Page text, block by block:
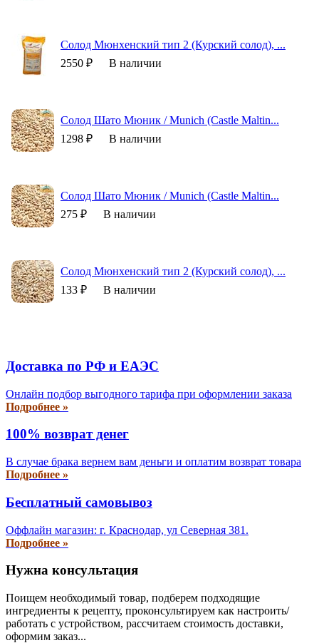
Солод Мюнхенский тип 2 (Курский солод), ...
2550 ₽
В наличии
Солод Шато Мюник / Munich (Castle Maltin...
1298 ₽
В наличии
Солод Шато Мюник / Munich (Castle Maltin...
275 ₽
В наличии
Солод Мюнхенский тип 2 (Курский солод), ...
133 ₽
В наличии
Доставка по РФ и EAЭС
Онлайн подбор выгодного тарифа при оформлении заказа
Подробнее »
100% возврат денег
В случае брака вернем вам деньги и оплатим возврат товара
Подробнее »
Бесплатный самовывоз
Оффлайн магазин: г. Краснодар, ул Северная 381.
Подробнее »
Нужна консультация
Поищем необходимый товар, подберем подходящие
ингредиенты к рецепту, проконсультируем как настроить/
работать с устройством, рассчитаем стоимость доставки,
оформим заказ...